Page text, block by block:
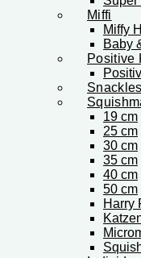
Miffi
Miffy
Baby
Positive
Snackles
19 cm
25 cm
30 cm
35 cm
40 cm
50 cm
Harry